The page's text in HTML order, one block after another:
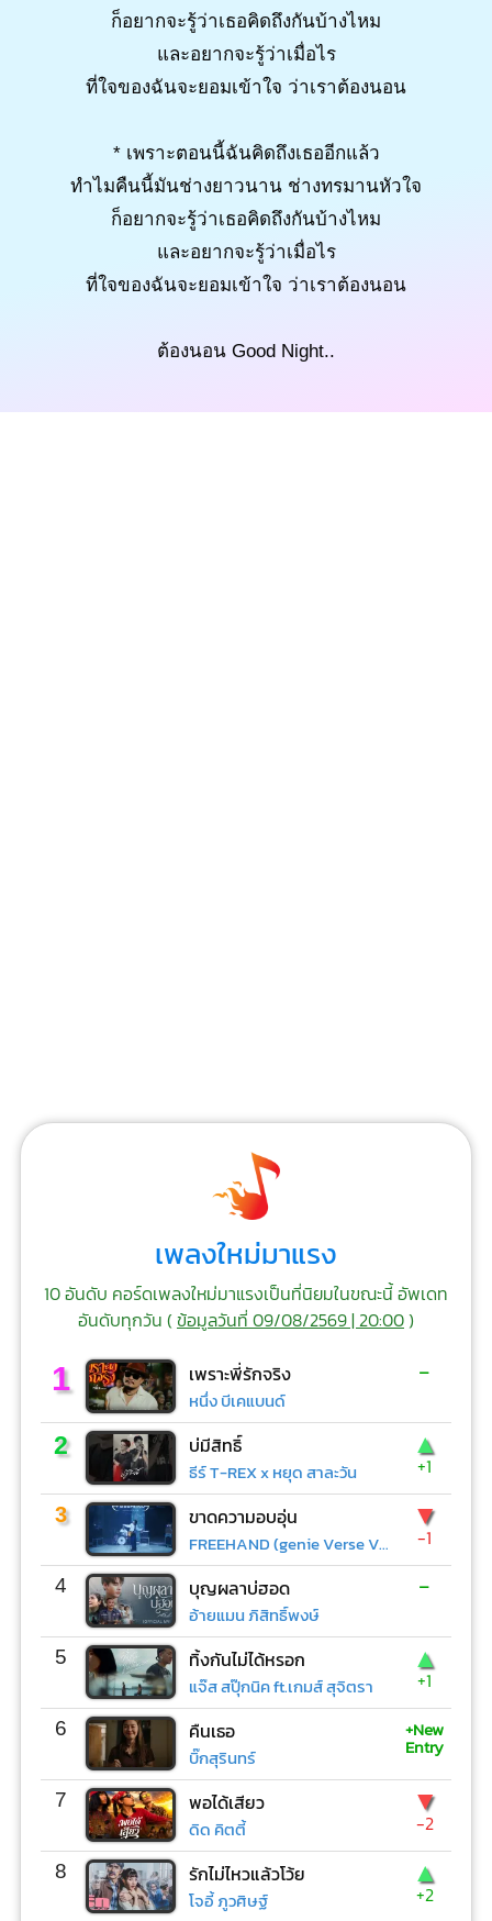
ก็อยากจะรู้ว่าเธอคิดถึงกันบ้างไหม
และอยากจะรู้ว่าเมื่อไร
ที่ใจของฉันจะยอมเข้าใจ ว่าเราต้องนอน
* เพราะตอนนี้ฉันคิดถึงเธออีกแล้ว
ทำไมคืนนี้มันช่างยาวนาน ช่างทรมานหัวใจ
ก็อยากจะรู้ว่าเธอคิดถึงกันบ้างไหม
และอยากจะรู้ว่าเมื่อไร
ที่ใจของฉันจะยอมเข้าใจ ว่าเราต้องนอน
ต้องนอน Good Night..
เพลงใหม่มาแรง
10 อันดับ คอร์ดเพลงใหม่มาแรงเป็นที่นิยมในขณะนี้ อัพเดท
อันดับทุกวัน (ข้อมูลวันที่ 09/08/2569 | 20:00)
1 เพราะพี่รักจริง
หนึ่ง บีเคแบนด์
-
2 บ่มีสิทธิ์
ธีร์ T-REX x หยุด สาละวัน
▲
+1
3 ขาดความอบอุ่น
FREEHAND (genie Verse Vol.1)
▼
-1
4 บุญผลาบ่ฮอด
อ้ายแมน ภิสิทธิ์พงษ์
-
5 ทิ้งกันไม่ได้หรอก
แจ๊ส สปุ๊กนิค ft.เกมส์ สุจิตรา
▲
+1
6 คืนเธอ
บิ๊กสุรินทร์
+New
Entry
7 พอได้เสียว
ดิด คิตตี้
▼
-2
8 รักไม่ไหวแล้วโว้ย
โจอี้ ภูวศิษฐ์
▲
+2